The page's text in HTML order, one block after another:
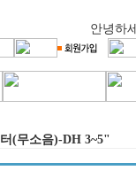
안녕하
(무소음)-DH 3~5"